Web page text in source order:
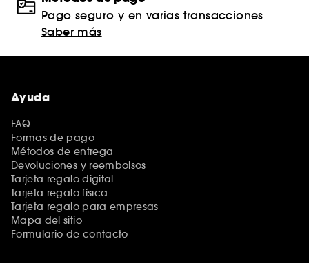
Pago seguro y en varias transacciones
Saber más
Ayuda
FAQ
Formas de pago
Métodos de entrega
Devoluciones y reembolsos
Tarjeta regalo digital
Tarjeta regalo física
Tarjeta regalo para empresas
Mapa del sitio
Formulario de contacto